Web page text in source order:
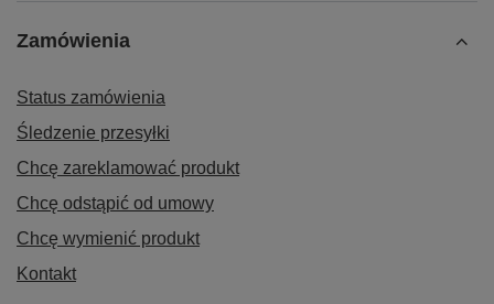
Zamówienia
Status zamówienia
Śledzenie przesyłki
Chcę zareklamować produkt
Chcę odstąpić od umowy
Chcę wymienić produkt
Kontakt